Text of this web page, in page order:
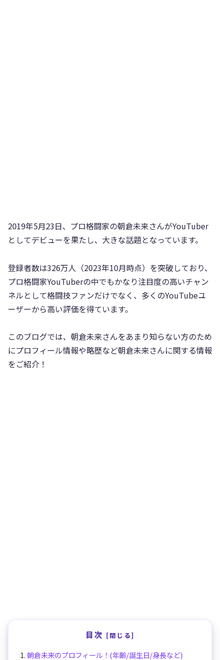
2019年5月23日、プロ格闘家の朝倉未来さんがYouTuber
としてデビューを果たし、大きな話題となっています。
登録者数は326万人（2023年10月時点）を突破しており、
プロ格闘家YouTuberの中でもかなり注目度の高いチャン
ネルとして格闘技ファンだけでなく、多くのYouTubeユ
ーザーから高い評価を得ています。
このブログでは、朝倉未来さんをあまり知らない方のため
にプロフィール情報や略歴など朝倉未来さんに関する情報
をご紹介！
目次
朝倉未来のプロフィール！(年齢/誕生日/身長など)